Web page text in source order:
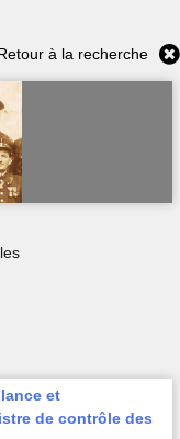
à la recherche
et
de contrôle des